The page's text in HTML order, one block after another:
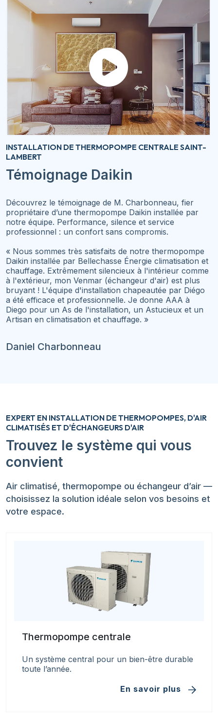
INSTALLATION DE THERMOPOMPE CENTRALE SAINT-
LAMBERT
Témoignage Daikin
Découvrez le témoignage de M. Charbonneau, fier
propriétaire d’une thermopompe Daikin installée par
notre équipe. Performance, silence et service
professionnel : un confort sans compromis.
« Nous sommes très satisfaits de notre thermopompe
Daikin installée par Bellechasse Énergie climatisation et
chauffage. Extrêmement silencieux à l'intérieur comme
à l'extérieur, mon Venmar (échangeur d'air) est plus
bruyant ! L'équipe d'installation chapeautée par Diégo
a été efficace et professionnelle. Je donne AAA à
Diego pour un As de l'installation, un Astucieux et un
Artisan en climatisation et chauffage. »
Daniel Charbonneau
EXPERT EN INSTALLATION DE THERMOPOMPES, D'AIR
CLIMATISÉS ET D'ÉCHANGEURS D'AIR
Trouvez le système qui vous
convient
Air climatisé, thermopompe ou échangeur d’air —
choisissez la solution idéale selon vos besoins et
votre espace.
Thermopompe centrale
Un système central pour un bien-être durable
toute l’année.
En savoir plus